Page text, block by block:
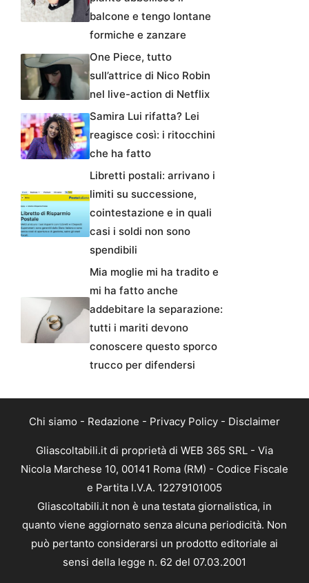
balcone e tengo lontane
formiche e zanzare
One Piece, tutto
sull’attrice di Nico Robin
nel live-action di Netflix
Samira Lui rifatta? Lei
reagisce così: i ritocchini
che ha fatto
Libretti postali: arrivano i
limiti su successione,
cointestazione e in quali
casi i soldi non sono
spendibili
Mia moglie mi ha tradito e
mi ha fatto anche
addebitare la separazione:
tutti i mariti devono
conoscere questo sporco
trucco per difendersi
Chi siamo - Redazione - Privacy Policy - Disclaimer
Gliascoltabili.it di proprietà di WEB 365 SRL - Via
Nicola Marchese 10, 00141 Roma (RM) - Codice Fiscale
e Partita I.V.A. 12279101005
Gliascoltabili.it non è una testata giornalistica, in
quanto viene aggiornato senza alcuna periodicità. Non
può pertanto considerarsi un prodotto editoriale ai
sensi della legge n. 62 del 07.03.2001